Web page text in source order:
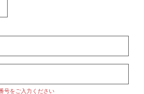
号をご入力ください